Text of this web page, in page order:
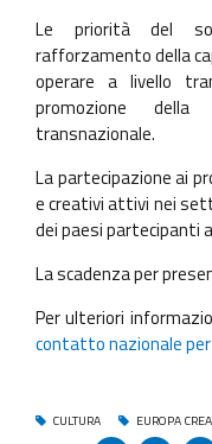
Le priorità del
rafforzamento della
operare a livello
promozione
transnazionale.
La partecipazione ai
e creativi attivi nei
dei paesi partecipanti
La scadenza per
Per ulteriori
contatto nazionale per
CULTURA EUROPA